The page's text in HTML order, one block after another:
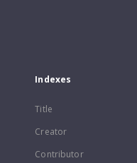
Indexes
Title
Creator
Contributor